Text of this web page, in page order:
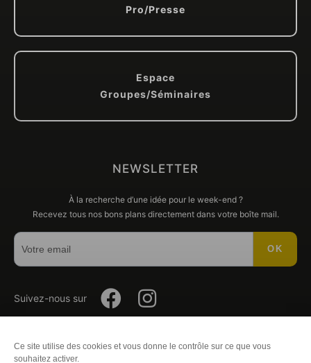
Ce site utilise des cookies et vous donne le contrôle sur ce que vous
souhaitez activer.
Pro/Presse
Espace
Groupes/Séminaires
NEWSLETTER
À la recherche d’une idée pour le week-end ?
Recevez tous nos bons plans directement dans votre boîte mail.
OK
Suivez-nous sur
Suivez-
Suivez-
Plan du site -Mentions légales -Éditer mes cookies -Politique